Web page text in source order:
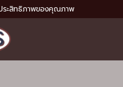
ประสิทธิภาพของคุณภาพ